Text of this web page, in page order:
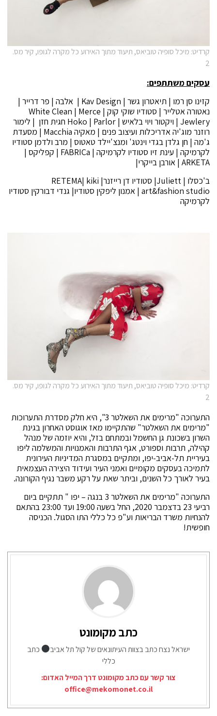
קרדיט: מיכל סופיה טוביאס, תיעוד מתוך האירוע כל מקרה לגופו, קיר מס.
2
עסקים משתתפים:
קזינו סן רמו | תיאטרון גשר | Kav Design | אלבה | פר דרייר |
נאטורה אטלייר | סטודיו שוקי קוק | White Clean | Merce
Jewlery | ויקטור ויוי בלאיש | Hoko | Parlor חגית חזן | לימור
רוזנר מוג'יה אדריכלות ועיצוב פנים | מאקיה Macchia | מסעדת
ג'מה | חן גלדן בגדי וינטג' ומנצ'יילד טאטוס | מרב ולדמן סטודיו
לקרמיקה | עינת זיו סטודיו לקרמיקה | FABRICa | קפליקס |
ARKETA | אורבן בייקרי|
ב'כסלו | Juliett| סטודיו דן רייזנר| RETEMA| kiki
art&fashion studio | אמנון ליפקין סטודיו| גנדי דבורקין סטודיו
לקרמיקה
קרדיט: מיכל סופיה טוביאס, תיעוד מתוך האירוע כל מקרה לגופו, קיר מס.
2
התערוכה "מרימים את השאלטר 3", היא חלק מסדרת התערוכות
"מרימים את השאלטר" שהתקיימו מאז אוגוסט האחרון בגינת
השרון בשכונת גן החשמל ובמתחם בזל, והיא יוזמה של מנהל
קהילה, תרבות וספורט, אגף התרבות והאמנויות והמשלמה ליפו
בעיריית תל-אביב-יפו, ומתקיים במסגרת המדיניות העירונית
לתמיכה בעסקים מקומיים ואמני העיר ועידוד היצירה העצמאית
בעיר לאורך כל השנים, וביתר שאת על רקע משבר נגיף הקורונה.
התערוכה "מרימים את השאלטר 3 בנגה – יפו " תתקיים ביום
רביעי 23 בדצמבר 2020, החל בשעה 19:00 ועד 23:00 בהתאם
להנחיות משרד הבריאות וע"פ כל כללי התו הסגול. הכניסה
חופשית!
כתב מקומונט
ישראל נצח כתב בצוות העיתונאים של קול תל אביב
כתב
כללי
צור קשר עם כתב מקומונט דרך המייל האדום:
office@mekomonet.co.il